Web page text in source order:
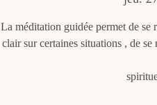
La méditation guidée permet de se
clair sur certaines situations , de